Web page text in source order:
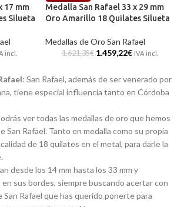
17 mm
Silueta
incl.
Medalla San Rafael 33 x 29 mm
Oro Amarillo 18 Quilates Silueta
Medallas de Oro San Rafael
1.621,35€ 1.459,22€ IVA incl.
: San Rafael, además de ser venerado por
tiene especial influencia tanto en Córdoba
ver todas las medallas de oro que hemos
San Rafael. Tanto en medalla como su propia
de 18 quilates en el metal, para darle la
desde los 14 mm hasta los 33 mm y
sus bordes, siempre buscando acertar con
San Rafael que has querido ponerte para